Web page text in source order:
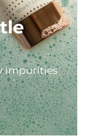
impurities